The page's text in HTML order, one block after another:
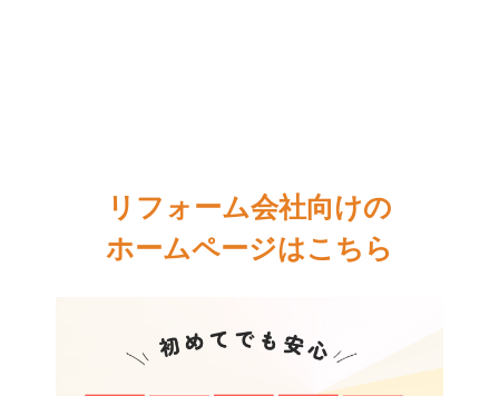
リフォーム会社向けの
ホームページはこちら